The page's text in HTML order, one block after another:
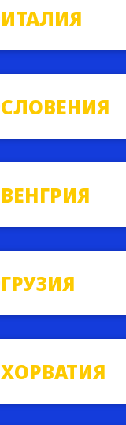
ИТАЛИЯ
СЛОВЕНИЯ
ВЕНГРИЯ
ГРУЗИЯ
ХОРВАТИЯ